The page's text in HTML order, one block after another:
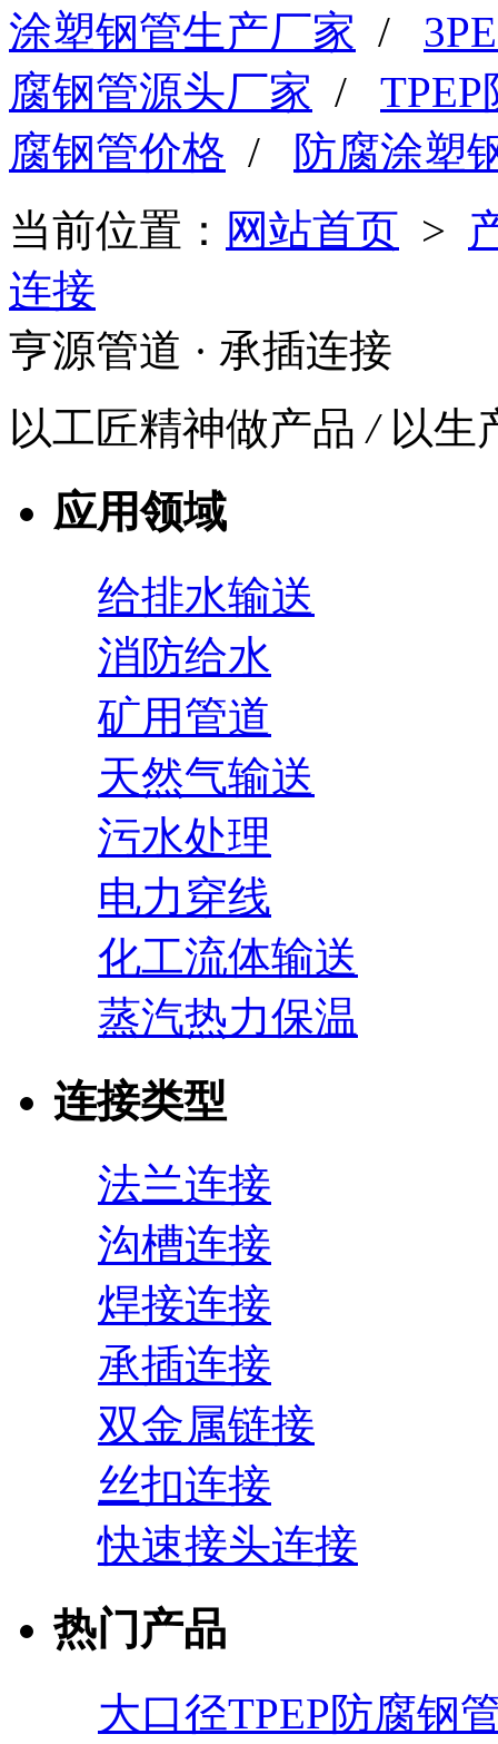
涂塑钢管生产厂家 /
腐钢管源头厂家 /
腐钢管价格 /
防腐涂塑
当前位置： 网站首页 >
连接
亨源管道 · 承插连接
以工匠精神做产品/以生
应用领域
给排水输送
消防给水
矿用管道
天然气输送
污水处理
电力穿线
化工流体输送
蒸汽热力保温
连接类型
法兰连接
沟槽连接
焊接连接
承插连接
双金属链接
丝扣连接
快速接头连接
热门产品
大口径TPEP防腐钢